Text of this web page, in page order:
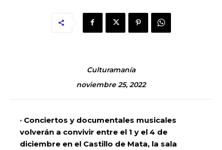
Culturamanía
noviembre 25, 2022
· Conciertos y documentales musicales
volverán a convivir entre el 1 y el 4 de
diciembre en el Castillo de Mata, la sala